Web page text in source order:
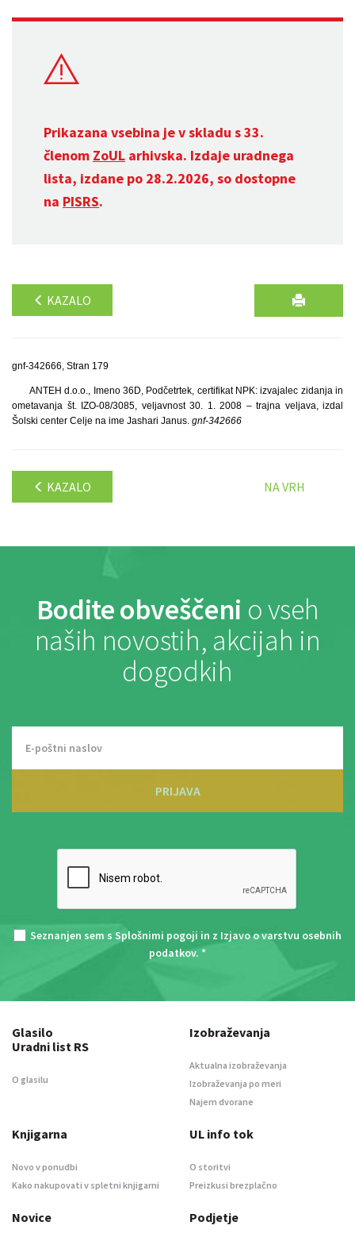
Prikazana vsebina je v skladu s 33.
členom ZoUL arhivska. Izdaje uradnega
lista, izdane po 28.2.2026, so dostopne
na PISRS.
KAZALO
gnf-342666, Stran 179
ANTEH d.o.o., Imeno 36D, Podčetrtek, certifikat NPK: izvajalec zidanja in
ometavanja št. IZO-08/3085, veljavnost 30. 1. 2008 – trajna veljava, izdal
Šolski center Celje na ime Jashari Janus. gnf-342666
KAZALO NA VRH
Bodite obveščeni o vseh
naših novostih, akcijah in
dogodkih
PRIJAVA
Seznanjen sem s Splošnimi pogoji in z Izjavo o varstvu osebnih
podatkov. *
Glasilo
Uradni list RS
O glasilu
Izobraževanja
Aktualna izobraževanja
Izobraževanja po meri
Najem dvorane
Knjigarna
Novo v ponudbi
Kako nakupovati v spletni knjigarni
UL info tok
O storitvi
Preizkusi brezplačno
Novice Podjetje